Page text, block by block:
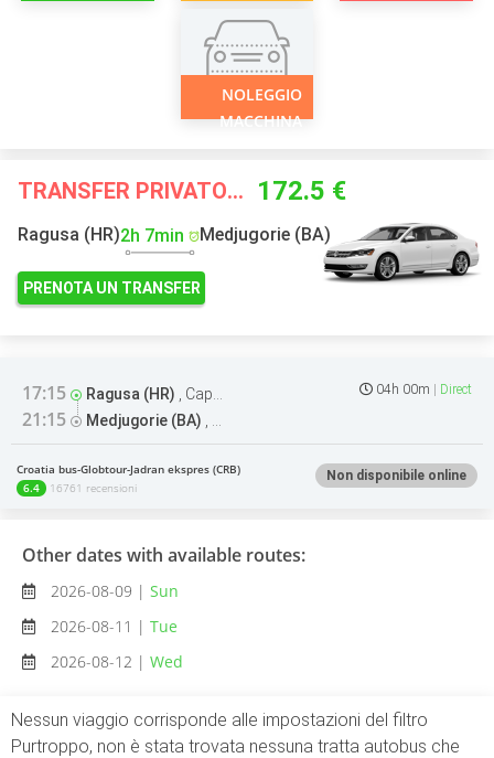
NOLEGGIO
MACCHINA
TRANSFER PRIVATO A PARTIRE DA 172.5 €
Ragusa (HR)2h 7min Medjugorie (BA)
PRENOTA UN TRANSFER
17:15 Ragusa (HR) Capolinea autobus
21:15 Medjugorie (BA)
04h 00m Direct
Croatia bus-Globtour-Jadran ekspres (CRB)
6.4
16761 recensioni
Non disponibile online
Other dates with available routes:
2026-08-09 | Sun
2026-08-11 | Tue
2026-08-12 | Wed
Nessun viaggio corrisponde alle impostazioni del filtro
Purtroppo, non è stata trovata nessuna tratta autobus che